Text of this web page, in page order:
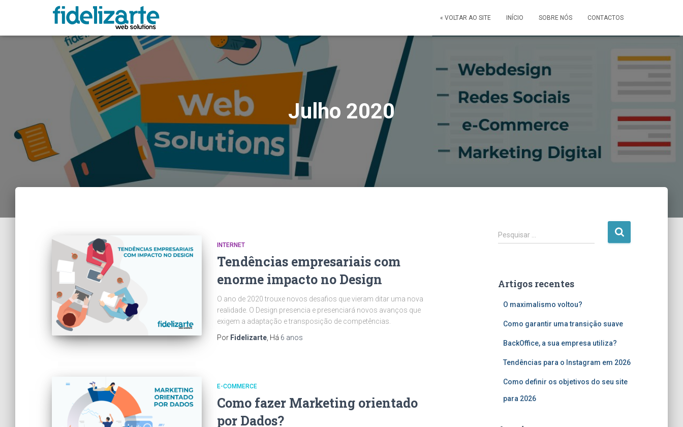
« VOLTAR AO SITE INÍCIO SOBRE NÓS CONTACTOS
Julho 2020
INTERNET
Tendências empresariais com
enorme impacto no Design
O ano de 2020 trouxe novos desafios que vieram ditar uma nova
realidade. O Design presencia e presenciará novos avanços que
exigem a adaptação e transposição de competências.
Por Fidelizarte , Há 6 anos
E-COMMERCE
Como fazer Marketing orientado
por Dados?
P
e
i
Pesquisar …
Artigos recentes
O maximalismo voltou?
Como garantir uma transição suave
BackOffice, a sua empresa utiliza?
Tendências para o Instagram em 2026
Como definir os objetivos do seu site
para 2026